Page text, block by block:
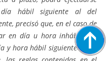
hábil siguiente al del
precisó que, en el caso de
en día u hora inhábil, «se
y hora hábil siguiente» (art.